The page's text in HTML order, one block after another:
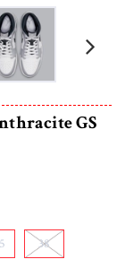
GS
38